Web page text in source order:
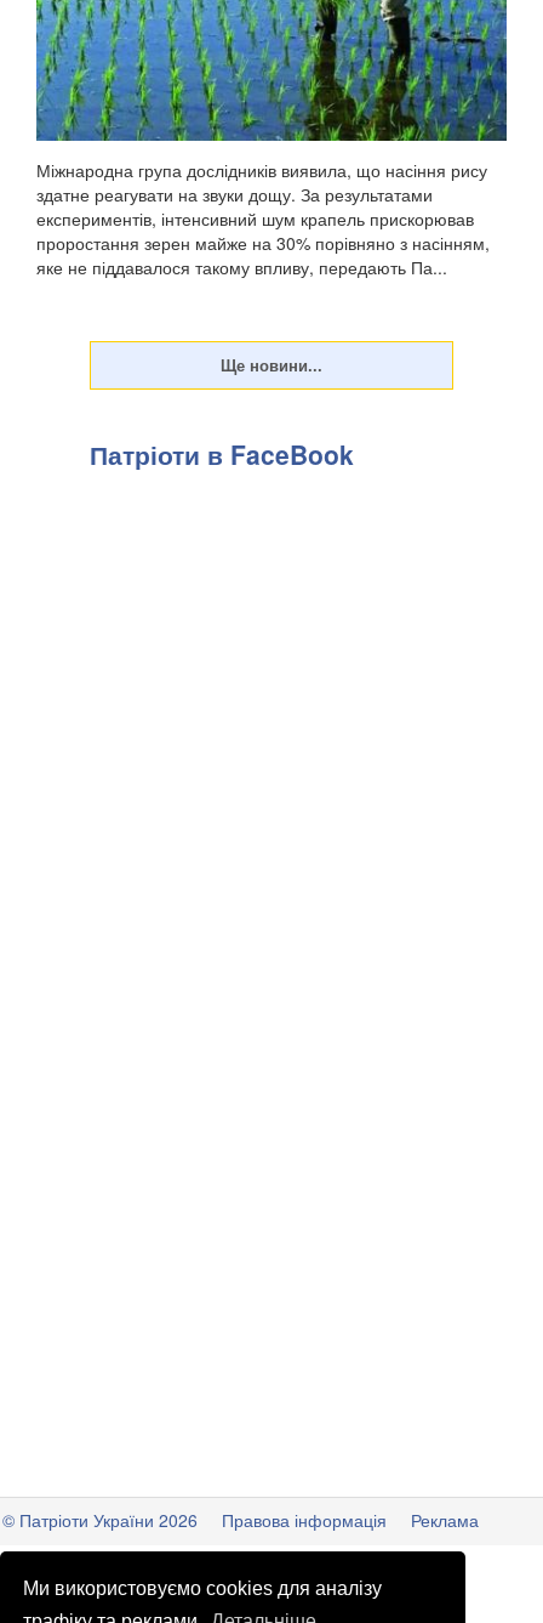
Ми використовуємо cookies для аналізу
Міжнародна група дослідників виявила, що насіння рису
здатне реагувати на звуки дощу. За результатами
експериментів, інтенсивний шум крапель прискорював
проростання зерен майже на 30% порівняно з насінням,
яке не піддавалося такому впливу, передають Па...
Патріоти в FaceBook
© Патріоти України 2026 Правова інформація
Реклама